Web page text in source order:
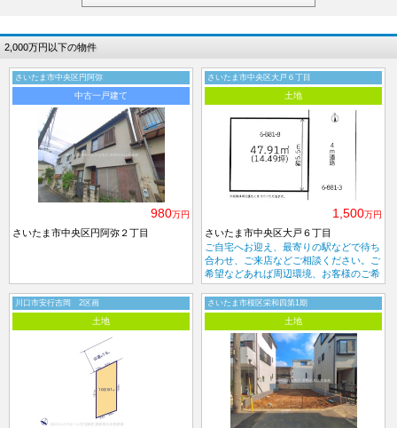
2,000万円以下の物件
さいたま市中央区円阿弥
中古一戸建て
980万円
さいたま市中央区円阿弥２丁目
さいたま市中央区大戸６丁目
土地
1,500万円
さいたま市中央区大戸６丁目
ご自宅へお迎え、最寄りの駅などで待ち
合わせ、ご来店などご相談ください。ご
希望などあれば周辺環境、お客様のご希
望の物件なども一緒にご案内いたしま
す。
川口市安行吉岡 2区画
土地
さいたま市桜区栄和四第1期
土地